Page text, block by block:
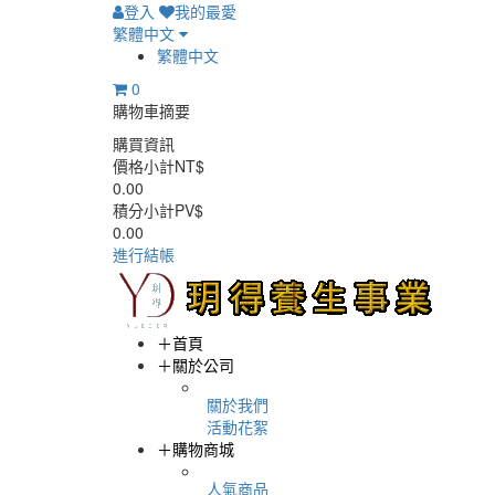
登入
我的最愛
繁體中文
繁體中文
0
購物車摘要
購買資訊
價格小計NT$
0.00
積分小計PV$
0.00
進行結帳
＋首頁
＋關於公司
關於我們
活動花絮
＋購物商城
人氣商品